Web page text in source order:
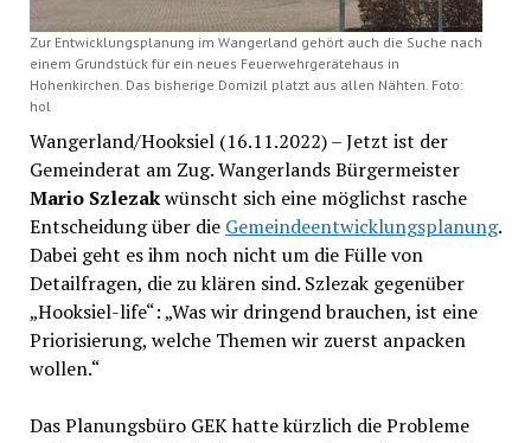
Zur Entwicklungsplanung im Wangerland gehört auch die Suche nach
einem Grundstück für ein neues Feuerwehrgerätehaus in
Hohenkirchen. Das bisherige Domizil platzt aus allen Nähten. Foto:
hol
Wangerland/Hooksiel (16.11.2022) – Jetzt ist der
Gemeinderat am Zug. Wangerlands Bürgermeister
Mario Szlezakwünscht sich eine möglichst rasche
Entscheidung über die Gemeindeentwicklungsplanung.
Dabei geht es ihm noch nicht um die Fülle von
Detailfragen, die zu klären sind. Szlezak gegenüber
„Hooksiel-life“: „Was wir dringend brauchen, ist eine
Priorisierung, welche Themen wir zuerst anpacken
wollen.“
Das Planungsbüro GEK hatte kürzlich die Probleme